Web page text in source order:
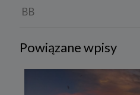
BB
Powiązane wpisy